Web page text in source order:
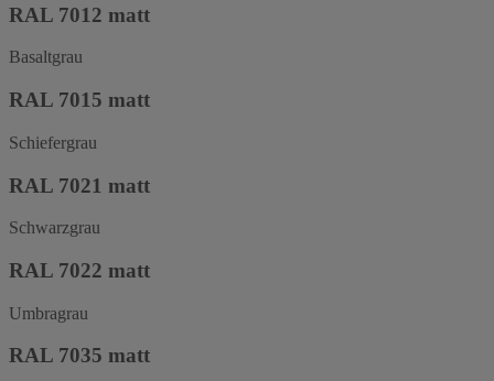
RAL 7012 matt
Basaltgrau
RAL 7015 matt
Schiefergrau
RAL 7021 matt
Schwarzgrau
RAL 7022 matt
Umbragrau
RAL 7035 matt